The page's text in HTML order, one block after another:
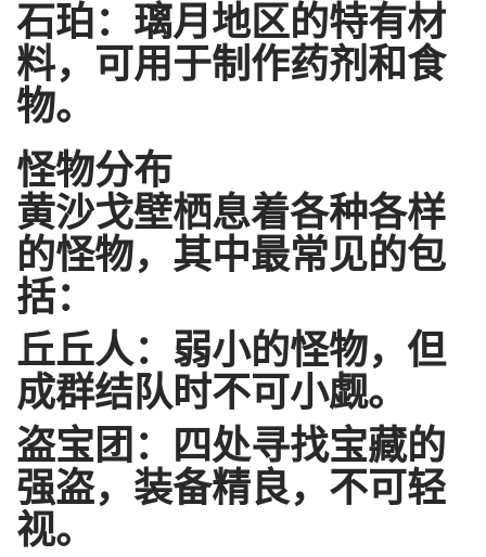
石珀：璃月地区的特有材
料，可用于制作药剂和食
物。
怪物分布
黄沙戈壁栖息着各种各样
的怪物，其中最常见的包
括：
丘丘人：弱小的怪物，但
成群结队时不可小觑。
盗宝团：四处寻找宝藏的
强盗，装备精良，不可轻
视。